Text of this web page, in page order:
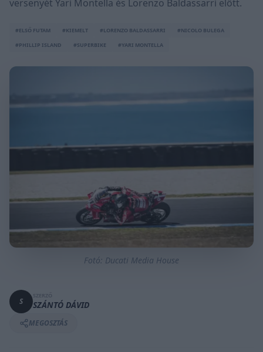
versenyét Yari Montella és Lorenzo Baldassarri előtt.
#ELSŐ FUTAM #KIEMELT #LORENZO BALDASSARRI
#NICOLO BULEGA
#PHILLIP ISLAND
#SUPERBIKE #YARI MONTELLA
Fotó: Ducati Media House
S SZÁNTÓ DÁVID
MEGOSZTÁS